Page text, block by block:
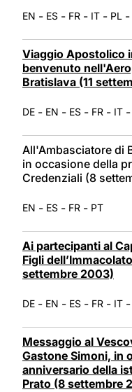
EN - ES - FR - IT - PL -
Viaggio Apostolico
benvenuto
Bratislava (11
DE - EN - ES - FR - IT -
All'Ambasciatore di
in occasione della
Credenziali (8
EN - ES - FR - PT
Ai partecipanti al
Figli
settembre 2003)
DE - EN - ES - FR - IT -
Messaggio al
Gastone Simoni, in
anniversario della
Prato (8 settembre